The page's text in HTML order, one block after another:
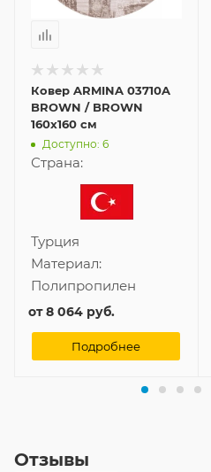
Ковер ARMINA 03710A
BROWN / BROWN
160x160 см
Доступно: 6
Страна:
Турция
Материал:
Полипропилен
от8 064 руб.
Подробнее
Отзывы